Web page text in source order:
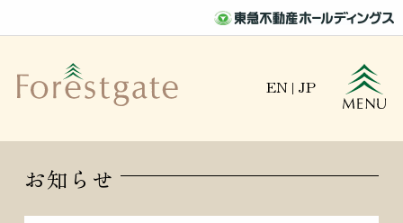
EN| JP
お知らせ